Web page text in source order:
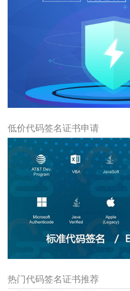
低价代码签名证书申请
热门代码签名证书推荐